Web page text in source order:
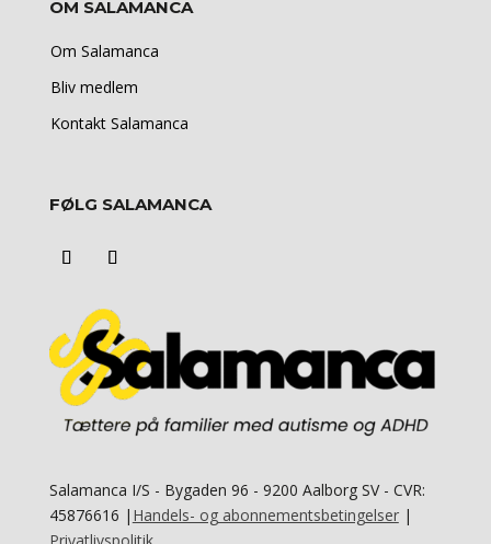
OM SALAMANCA
Om Salamanca
Bliv medlem
Kontakt Salamanca
FØLG SALAMANCA
Salamanca I/S - Bygaden 96 - 9200 Aalborg SV - CVR:
45876616 | Handels- og abonnementsbetingelser|